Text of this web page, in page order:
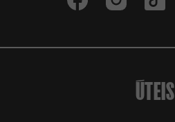
FacebookInstagramTikTok
ÚTEIS